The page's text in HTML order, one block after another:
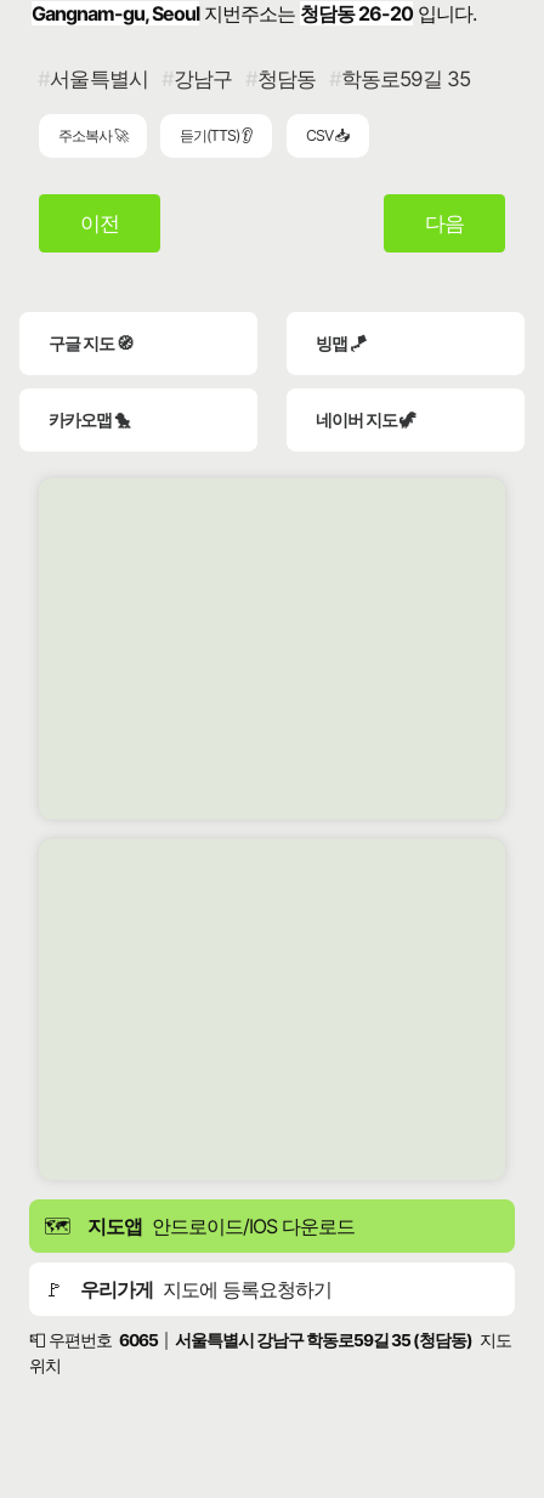
Gangnam-gu, Seoul지번주소는 청담동 26-20입니다.
서울특별시 강남구 청담동 학동로59길 35
주소복사 🚀 듣기(TTS) 👂 CSV 📥
이전 다음
구글 지도 🧭 빙맵 🪁
카카오맵 🐤 네이버 지도 🦖
🗺️ 지도앱 안드로이드/IOS 다운로드
🚩 우리가게 지도에 등록요청하기
📮 우편번호 6065 서울특별시 강남구 학동로59길 35 (청담동) 지도
위치